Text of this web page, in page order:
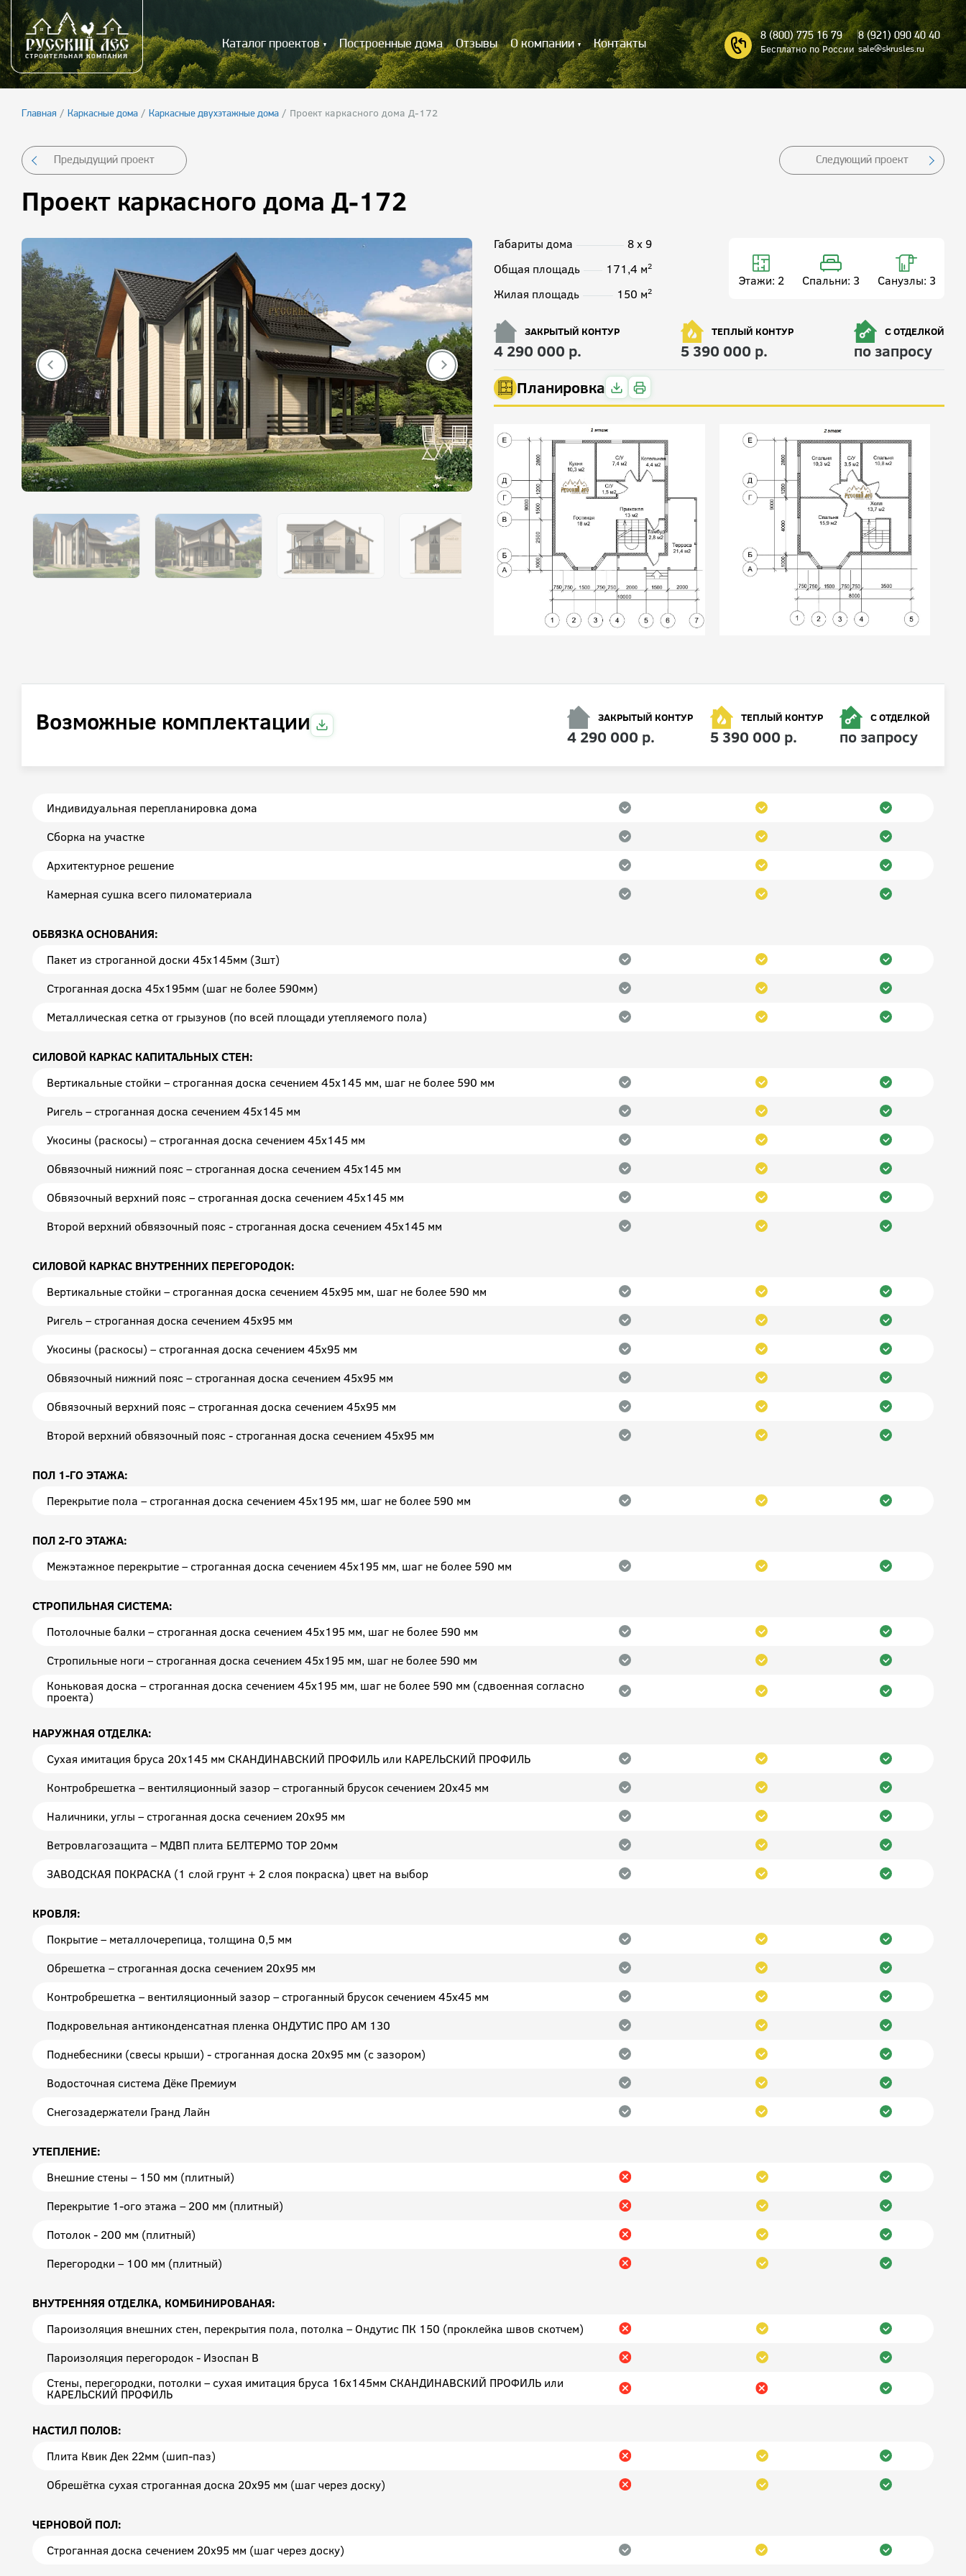
Каталог проектов Построенные дома Отзывы О компании Контакты
8 (800) 775 16 79
Бесплатно по России
8 (921) 090 40 40
sale@skrusles.ru
Главная / Каркасные дома / Каркасные двухэтажные дома / Проект каркасного дома Д-172
Предыдущий проект Следующий проект
Проект каркасного дома Д-172
Габариты дома
8 х 9
Общая площадь
171,4 м2
Жилая площадь 150 м2
Этажи: 2 Спальни: 3 Санузлы: 3
ЗАКРЫТЫЙ КОНТУР
4 290 000 р.
ТЕПЛЫЙ КОНТУР
5 390 000 р.
С ОТДЕЛКОЙ
по запросу
Планировка
Возможные комплектации ЗАКРЫТЫЙ КОНТУР
4 290 000 р.
ТЕПЛЫЙ КОНТУР
5 390 000 р.
С ОТДЕЛКОЙ
по запросу
Индивидуальная перепланировка дома
Сборка на участке
Архитектурное решение
Камерная сушка всего пиломатериала
ОБВЯЗКА ОСНОВАНИЯ:
Пакет из строганной доски 45х145мм (3шт)
Строганная доска 45х195мм (шаг не более 590мм)
Металлическая сетка от грызунов (по всей площади утепляемого пола)
СИЛОВОЙ КАРКАС КАПИТАЛЬНЫХ СТЕН:
Вертикальные стойки – строганная доска сечением 45x145 мм, шаг не более 590 мм
Ригель – строганная доска сечением 45x145 мм
Укосины (раскосы) – строганная доска сечением 45x145 мм
Обвязочный нижний пояс – строганная доска сечением 45x145 мм
Обвязочный верхний пояс – строганная доска сечением 45x145 мм
Второй верхний обвязочный пояс - строганная доска сечением 45x145 мм
СИЛОВОЙ КАРКАС ВНУТРЕННИХ ПЕРЕГОРОДОК:
Вертикальные стойки – строганная доска сечением 45x95 мм, шаг не более 590 мм
Ригель – строганная доска сечением 45x95 мм
Укосины (раскосы) – строганная доска сечением 45x95 мм
Обвязочный нижний пояс – строганная доска сечением 45x95 мм
Обвязочный верхний пояс – строганная доска сечением 45x95 мм
Второй верхний обвязочный пояс - строганная доска сечением 45x95 мм
ПОЛ 1-ГО ЭТАЖА:
Перекрытие пола – строганная доска сечением 45х195 мм, шаг не более 590 мм
ПОЛ 2-ГО ЭТАЖА:
Межэтажное перекрытие – строганная доска сечением 45х195 мм, шаг не более 590 мм
СТРОПИЛЬНАЯ СИСТЕМА:
Потолочные балки – строганная доска сечением 45х195 мм, шаг не более 590 мм
Стропильные ноги – строганная доска сечением 45х195 мм, шаг не более 590 мм
Коньковая доска – строганная доска сечением 45х195 мм, шаг не более 590 мм (сдвоенная согласно
проекта)
НАРУЖНАЯ ОТДЕЛКА:
Сухая имитация бруса 20х145 мм СКАНДИНАВСКИЙ ПРОФИЛЬ или КАРЕЛЬСКИЙ ПРОФИЛЬ
Контробрешетка – вентиляционный зазор – строганный брусок сечением 20x45 мм
Наличники, углы – строганная доска сечением 20x95 мм
Ветровлагозащита – МДВП плита БЕЛТЕРМО ТОР 20мм
ЗАВОДСКАЯ ПОКРАСКА (1 слой грунт + 2 слоя покраска) цвет на выбор
КРОВЛЯ:
Покрытие – металлочерепица, толщина 0,5 мм
Обрешетка – строганная доска сечением 20x95 мм
Контробрешетка – вентиляционный зазор – строганный брусок сечением 45x45 мм
Подкровельная антиконденсатная пленка ОНДУТИС ПРО АМ 130
Поднебесники (свесы крыши) - строганная доска 20х95 мм (с зазором)
Водосточная система Дёке Премиум
Снегозадержатели Гранд Лайн
УТЕПЛЕНИЕ:
Внешние стены – 150 мм (плитный)
Перекрытие 1-ого этажа – 200 мм (плитный)
Потолок - 200 мм (плитный)
Перегородки – 100 мм (плитный)
ВНУТРЕННЯЯ ОТДЕЛКА, КОМБИНИРОВАНАЯ:
Пароизоляция внешних стен, перекрытия пола, потолка – Ондутис ПК 150 (проклейка швов скотчем)
Пароизоляция перегородок - Изоспан В
Стены, перегородки, потолки – сухая имитация бруса 16х145мм СКАНДИНАВСКИЙ ПРОФИЛЬ или
КАРЕЛЬСКИЙ ПРОФИЛЬ
НАСТИЛ ПОЛОВ:
Плита Квик Дек 22мм (шип-паз)
Обрешётка сухая строганная доска 20х95 мм (шаг через доску)
ЧЕРНОВОЙ ПОЛ:
Строганная доска сечением 20x95 мм (шаг через доску)